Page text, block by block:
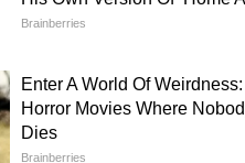
और नीचे वॉर्म लाइट फैली
बेहद सूट करता है। आपके घर में
सस्ती एसेसरीज से